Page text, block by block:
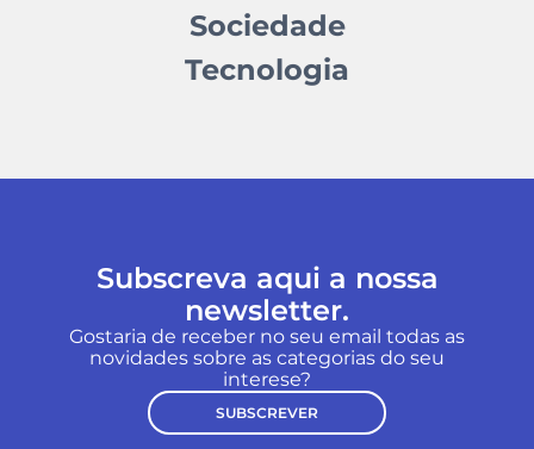
Sociedade
Tecnologia
Subscreva aqui a nossa
newsletter.
Gostaria de receber no seu email todas as
novidades sobre as categorias do seu
interese?
SUBSCREVER